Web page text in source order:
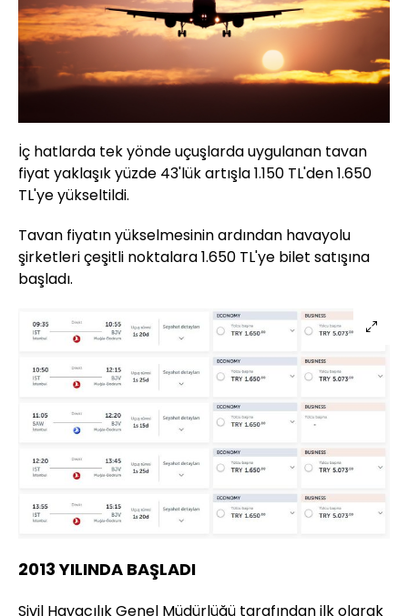
İç hatlarda tek yönde uçuşlarda uygulanan tavan
fiyat yaklaşık yüzde 43'lük artışla 1.150 TL'den 1.650
TL'ye yükseltildi.
Tavan fiyatın yükselmesinin ardından havayolu
şirketleri çeşitli noktalara 1.650 TL'ye bilet satışına
başladı.
2013 YILINDA BAŞLADI
Sivil Havacılık Genel Müdürlüğü tarafından ilk olarak